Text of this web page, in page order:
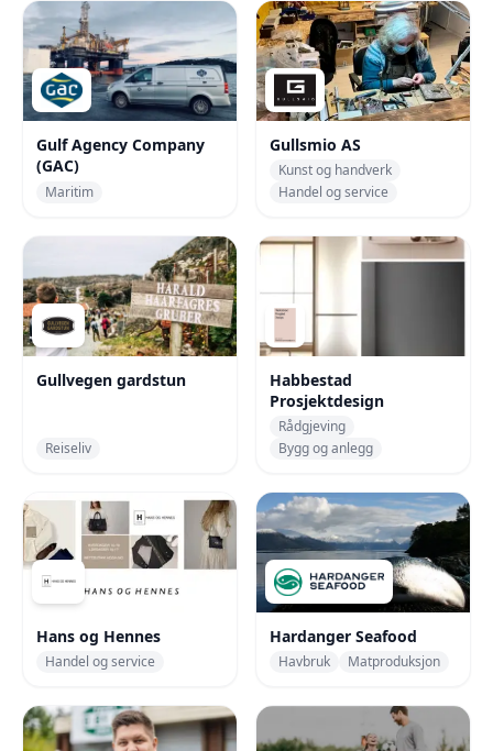
Gulf Agency Company
(GAC)
Maritim
Gullsmio AS
Kunst og handverk
Handel og service
Gullvegen gardstun
Reiseliv
Habbestad
Prosjektdesign
Rådgjeving
Bygg og anlegg
Hans og Hennes
Handel og service
Hardanger Seafood
Havbruk Matproduksjon